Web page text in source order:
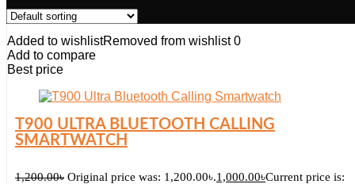
Added to wishlistRemoved from wishlist 0
Add to compare
Best price
T900 ULTRA BLUETOOTH CALLING
SMARTWATCH
1,200.00৳ Original price was: 1,200.00৳.1,000.00৳Current price is: